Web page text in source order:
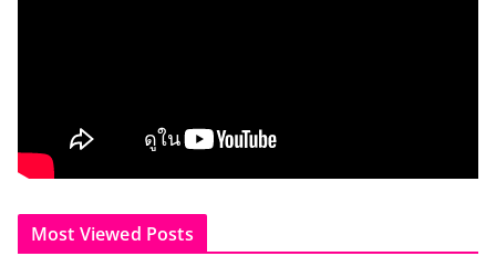
Most Viewed Posts